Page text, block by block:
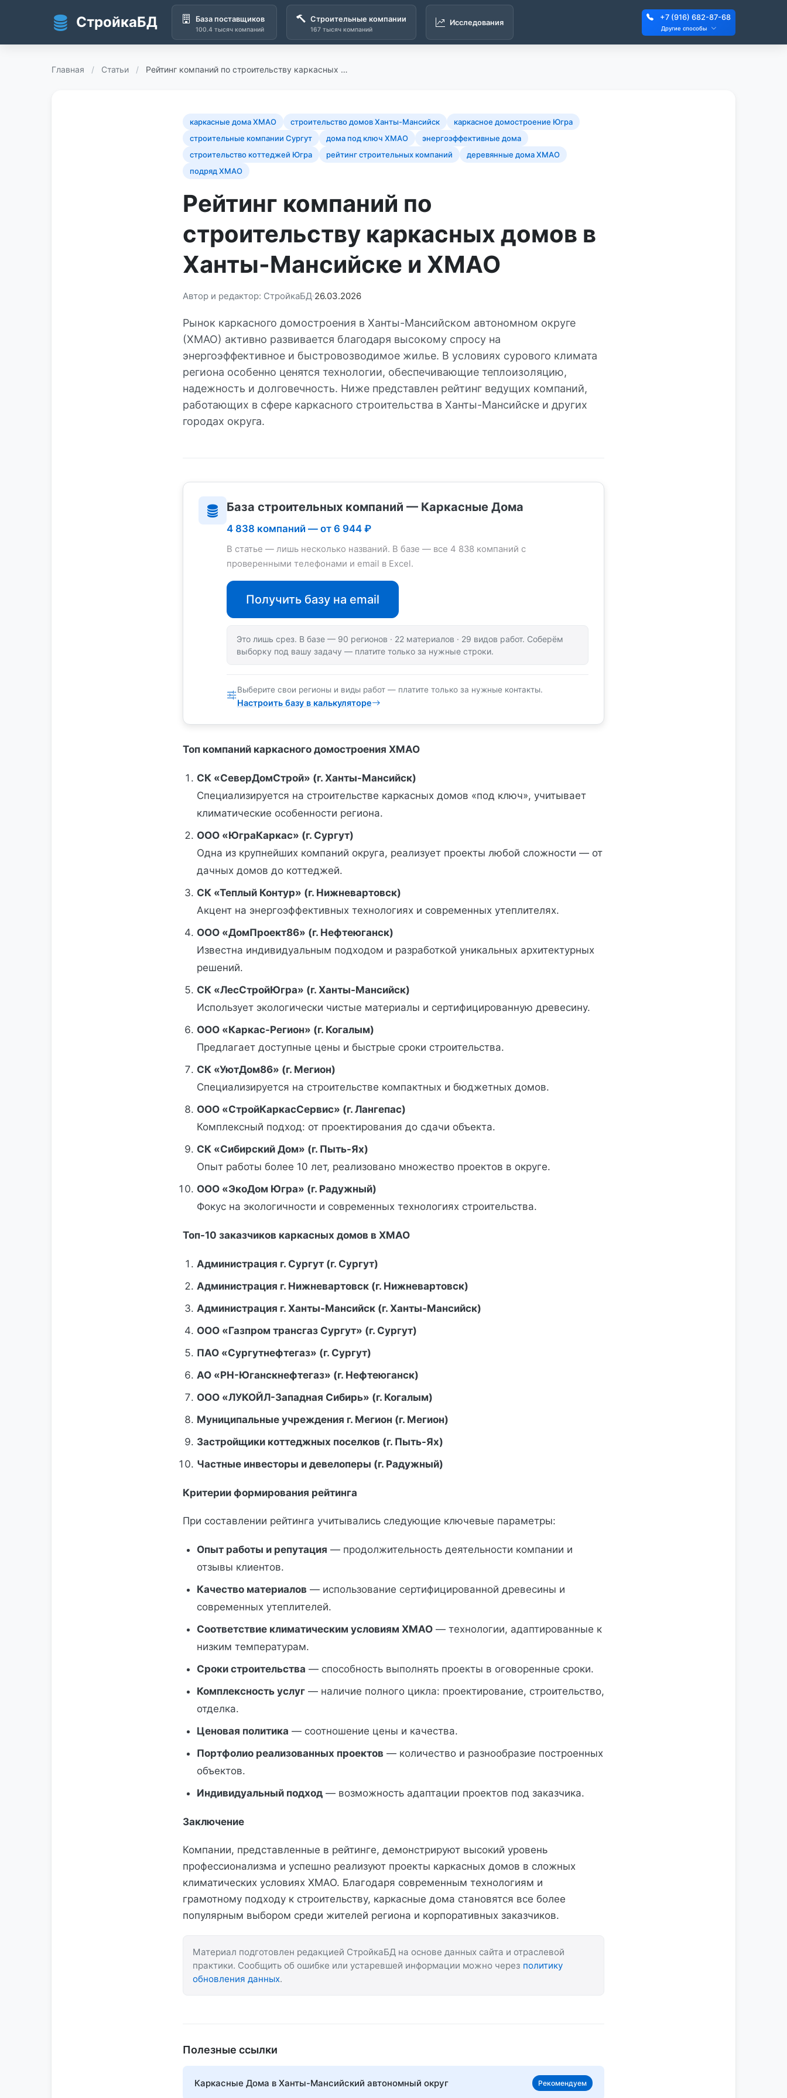
СтройкаБД База поставщиков
100.4 тысяч компаний
Строительные компании
167 тысяч компаний
Исследования
+7 (916) 682-87-68
Другие способы
Главная / Статьи / Рейтинг компаний по строительству каркасных …
каркасные дома ХМАО строительство домов Ханты-Мансийск
каркасное домостроение Югра
строительные компании Сургут
дома под ключ ХМАО
энергоэффективные дома
строительство коттеджей Югра
рейтинг строительных компаний
деревянные дома ХМАО
подряд ХМАО
Рейтинг компаний по
строительству каркасных домов в
Ханты-Мансийске и ХМАО
Автор и редактор: СтройкаБД 26.03.2026
Рынок каркасного домостроения в Ханты-Мансийском автономном округе
(ХМАО) активно развивается благодаря высокому спросу на
энергоэффективное и быстровозводимое жилье. В условиях сурового климата
региона особенно ценятся технологии, обеспечивающие теплоизоляцию,
надежность и долговечность. Ниже представлен рейтинг ведущих компаний,
работающих в сфере каркасного строительства в Ханты-Мансийске и других
городах округа.
База строительных компаний — Каркасные Дома
4 838 компаний — от 6 944 ₽
В статье — лишь несколько названий. В базе — все 4 838 компаний с
проверенными телефонами и email в Excel.
Получить базу на email
Это лишь срез. В базе — 90 регионов · 22 материалов · 29 видов работ. Соберём
выборку под вашу задачу — платите только за нужные строки.
Выберите свои регионы и виды работ — платите только за нужные контакты.
Настроить базу в калькуляторе
Топ компаний каркасного домостроения ХМАО
СК «СеверДомСтрой» (г. Ханты-Мансийск)
Специализируется на строительстве каркасных домов «под ключ», учитывает
климатические особенности региона.
ООО «ЮграКаркас» (г. Сургут)
Одна из крупнейших компаний округа, реализует проекты любой сложности — от
дачных домов до коттеджей.
СК «Теплый Контур» (г. Нижневартовск)
Акцент на энергоэффективных технологиях и современных утеплителях.
ООО «ДомПроект86» (г. Нефтеюганск)
Известна индивидуальным подходом и разработкой уникальных архитектурных
решений.
СК «ЛесСтройЮгра» (г. Ханты-Мансийск)
Использует экологически чистые материалы и сертифицированную древесину.
ООО «Каркас-Регион» (г. Когалым)
Предлагает доступные цены и быстрые сроки строительства.
СК «УютДом86» (г. Мегион)
Специализируется на строительстве компактных и бюджетных домов.
ООО «СтройКаркасСервис» (г. Лангепас)
Комплексный подход: от проектирования до сдачи объекта.
СК «Сибирский Дом» (г. Пыть-Ях)
Опыт работы более 10 лет, реализовано множество проектов в округе.
ООО «ЭкоДом Югра» (г. Радужный)
Фокус на экологичности и современных технологиях строительства.
Топ-10 заказчиков каркасных домов в ХМАО
Администрация г. Сургут (г. Сургут)
Администрация г. Нижневартовск (г. Нижневартовск)
Администрация г. Ханты-Мансийск (г. Ханты-Мансийск)
ООО «Газпром трансгаз Сургут» (г. Сургут)
ПАО «Сургутнефтегаз» (г. Сургут)
АО «РН-Юганскнефтегаз» (г. Нефтеюганск)
ООО «ЛУКОЙЛ-Западная Сибирь» (г. Когалым)
Муниципальные учреждения г. Мегион (г. Мегион)
Застройщики коттеджных поселков (г. Пыть-Ях)
Частные инвесторы и девелоперы (г. Радужный)
Критерии формирования рейтинга
При составлении рейтинга учитывались следующие ключевые параметры:
Опыт работы и репутация — продолжительность деятельности компании и
отзывы клиентов.
Качество материалов — использование сертифицированной древесины и
современных утеплителей.
Соответствие климатическим условиям ХМАО — технологии, адаптированные к
низким температурам.
Сроки строительства — способность выполнять проекты в оговоренные сроки.
Комплексность услуг — наличие полного цикла: проектирование, строительство,
отделка.
Ценовая политика — соотношение цены и качества.
Портфолио реализованных проектов — количество и разнообразие построенных
объектов.
Индивидуальный подход — возможность адаптации проектов под заказчика.
Заключение
Компании, представленные в рейтинге, демонстрируют высокий уровень
профессионализма и успешно реализуют проекты каркасных домов в сложных
климатических условиях ХМАО. Благодаря современным технологиям и
грамотному подходу к строительству, каркасные дома становятся все более
популярным выбором среди жителей региона и корпоративных заказчиков.
Материал подготовлен редакцией СтройкаБД на основе данных сайта и отраслевой
практики. Сообщить об ошибке или устаревшей информации можно через политику
обновления данных.
Полезные ссылки
Каркасные Дома в Ханты-Мансийский автономный округ Рекомендуем